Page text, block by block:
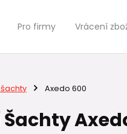
Pro firmy Vrácení
Axedo 600
Šachty